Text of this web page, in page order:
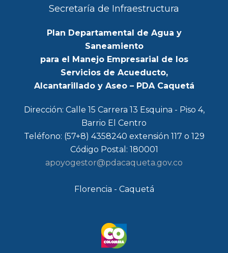
Secretaría de Infraestructura
Plan Departamental de Agua y
Saneamiento
para el Manejo Empresarial de los
Servicios de Acueducto,
Alcantarillado y Aseo – PDA Caquetá
Dirección: Calle 15 Carrera 13 Esquina - Piso 4,
Barrio El Centro
Teléfono: (57+8) 4358240 extensión 117 o 129
Código Postal: 180001
apoyogestor@pdacaqueta.gov.co
Florencia - Caquetá